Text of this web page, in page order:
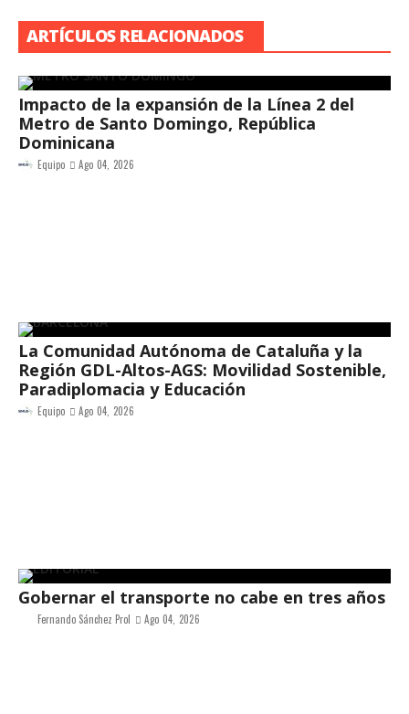
ARTÍCULOS RELACIONADOS
Impacto de la expansión de la Línea 2 del
Metro de Santo Domingo, República
Dominicana
Equipo Ago 04, 2026
La Comunidad Autónoma de Cataluña y la
Región GDL-Altos-AGS: Movilidad Sostenible,
Paradiplomacia y Educación
Equipo Ago 04, 2026
Gobernar el transporte no cabe en tres años
Fernando Sánchez Prol Ago 04, 2026